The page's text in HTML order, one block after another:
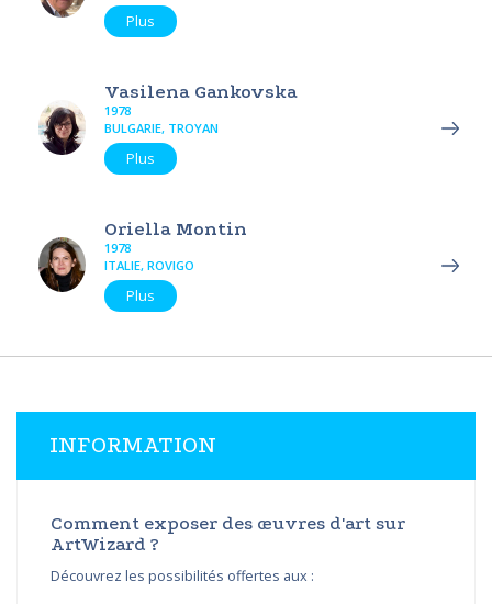
Plus
Vasilena Gankovska
1978
BULGARIE, TROYAN
Plus
Oriella Montin
1978
ITALIE, ROVIGO
Plus
INFORMATION
Comment exposer des œuvres d'art sur
ArtWizard ?
Découvrez les possibilités offertes aux :